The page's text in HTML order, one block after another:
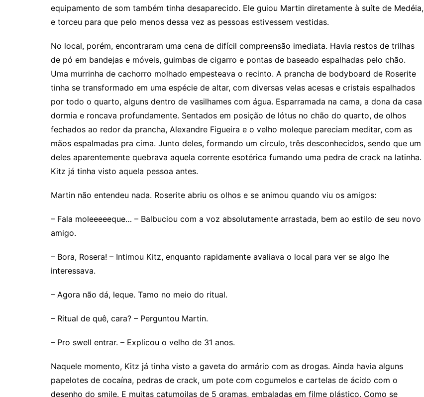
equipamento de som também tinha desaparecido. Ele guiou Martin diretamente à suíte de Medéia,
e torceu para que pelo menos dessa vez as pessoas estivessem vestidas.
No local, porém, encontraram uma cena de difícil compreensão imediata. Havia restos de trilhas
de pó em bandejas e móveis, guimbas de cigarro e pontas de baseado espalhadas pelo chão.
Uma murrinha de cachorro molhado empesteava o recinto. A prancha de bodyboard de Roserite
tinha se transformado em uma espécie de altar, com diversas velas acesas e cristais espalhados
por todo o quarto, alguns dentro de vasilhames com água. Esparramada na cama, a dona da casa
dormia e roncava profundamente. Sentados em posição de lótus no chão do quarto, de olhos
fechados ao redor da prancha, Alexandre Figueira e o velho moleque pareciam meditar, com as
mãos espalmadas pra cima. Junto deles, formando um círculo, três desconhecidos, sendo que um
deles aparentemente quebrava aquela corrente esotérica fumando uma pedra de crack na latinha.
Kitz já tinha visto aquela pessoa antes.
Martin não entendeu nada. Roserite abriu os olhos e se animou quando viu os amigos:
– Fala moleeeeeque… – Balbuciou com a voz absolutamente arrastada, bem ao estilo de seu novo
amigo.
– Bora, Rosera! – Intimou Kitz, enquanto rapidamente avaliava o local para ver se algo lhe
interessava.
– Agora não dá, leque. Tamo no meio do ritual.
– Ritual de quê, cara? – Perguntou Martin.
– Pro swell entrar. – Explicou o velho de 31 anos.
Naquele momento, Kitz já tinha visto a gaveta do armário com as drogas. Ainda havia alguns
papelotes de cocaína, pedras de crack, um pote com cogumelos e cartelas de ácido com o
desenho do smile. E muitas catumoilas de 5 gramas, embaladas em filme plástico. Como se